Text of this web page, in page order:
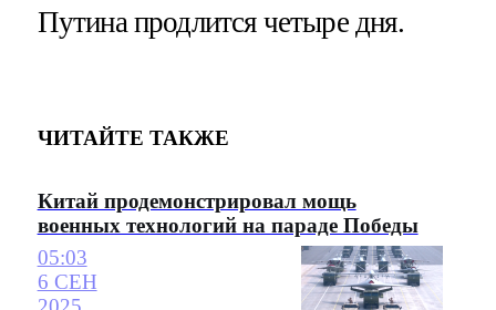
Путина продлится четыре дня.
ЧИТАЙТЕ ТАКЖЕ
Китай продемонстрировал мощь
военных технологий на параде Победы
05:03
6 СЕН